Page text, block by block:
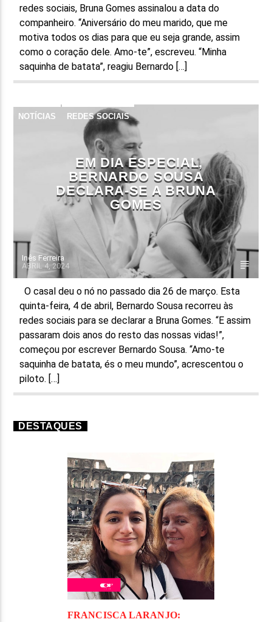
redes sociais, Bruna Gomes assinalou a data do
companheiro. “Aniversário do meu marido, que me
motiva todos os dias para que eu seja grande, assim
como o coração dele. Amo-te”, escreveu. “Minha
saquinha de batata”, reagiu Bernardo […]
NOTÍCIAS REDES SOCIAIS
EM DIA ESPECIAL,
BERNARDO SOUSA
DECLARA-SE A BRUNA
GOMES
Inês Ferreira
ABRIL 4, 2024
O casal deu o nó no passado dia 26 de março. Esta
quinta-feira, 4 de abril, Bernardo Sousa recorreu às
redes sociais para se declarar a Bruna Gomes. “E assim
passaram dois anos do resto das nossas vidas!”,
começou por escrever Bernardo Sousa. “Amo-te
saquinha de batata, és o meu mundo”, acrescentou o
piloto. […]
DESTAQUES
FRANCISCA LARANJO: